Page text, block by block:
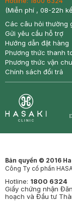
(Miễn phí , 08-22h
Các câu hỏi thường
Gửi yêu cầu hỗ trợ
Hướng dẫn đặt hàng
Phương thức thanh
Phương thức vận
Chính sách đổi trả
Bản quyền © 2016
Công Ty cổ phần
Hotline: 1800 6324
Giấy chứng nhận
hoạch và Đầu tư